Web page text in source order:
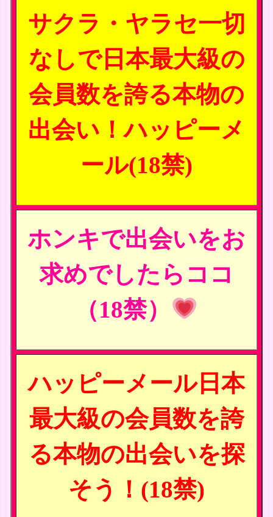
サクラ・ヤラセ一切
なしで日本最大級の
会員数を誇る本物の
出会い！ハッピーメ
ール(18禁)
ホンキで出会いをお
求めでしたらココ
（18禁）
ハッピーメール日本
最大級の会員数を誇
る本物の出会いを探
そう！(18禁)